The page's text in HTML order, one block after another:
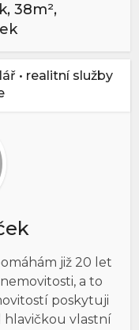
38m²,
• realitní služby
již 20 let
a to
poskytuji
hlavičkou vlastní